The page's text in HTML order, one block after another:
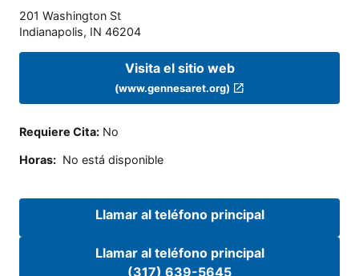
201 Washington St
Indianapolis, IN 46204
Visita el sitio web
(www.gennesaret.org)
Requiere Cita: No
Horas: No está disponible
Llamar al teléfono principal
Llamar al teléfono principal
(317) 639-5645